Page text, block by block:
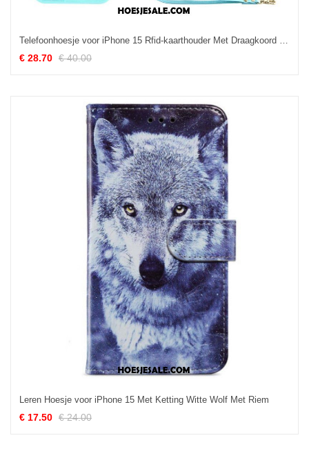
Telefoonhoesje voor iPhone 15 Rfid-kaarthouder Met Draagkoord En Schouderband
€ 28.70 € 40.00
Leren Hoesje voor iPhone 15 Met Ketting Witte Wolf Met Riem
€ 17.50 € 24.00